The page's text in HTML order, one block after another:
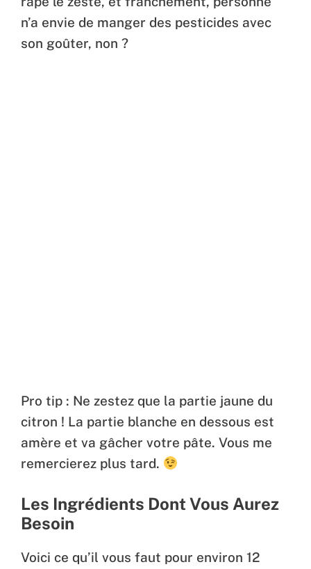
n’a envie de manger des pesticides avec
son goûter, non ?
Pro tip : Ne zestez que la partie jaune du
citron ! La partie blanche en dessous est
amère et va gâcher votre pâte. Vous me
remercierez plus tard.
Les Ingrédients Dont Vous Aurez
Besoin
Voici ce qu’il vous faut pour environ 12